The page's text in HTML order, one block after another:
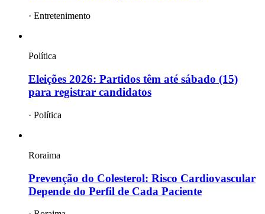
· Entretenimento
Política
Eleições 2026: Partidos têm até sábado (15)
para registrar candidatos
· Política
Roraima
Prevenção do Colesterol: Risco Cardiovascular
Depende do Perfil de Cada Paciente